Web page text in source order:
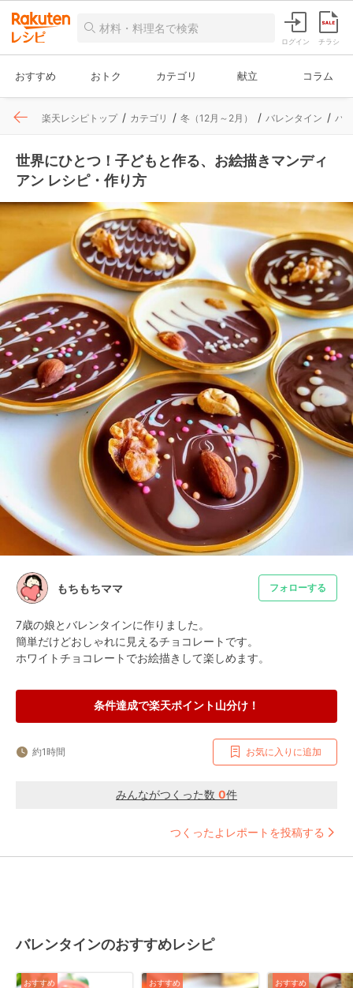
ログイン チラシ
おすすめ おトク カテゴリ 献立 コラム
楽天レシピトップ カテゴリ 冬（12月～2月） バレンタイン バ
世界にひとつ！子どもと作る、お絵描きマンディ
アン レシピ・作り方
もちもちママ フォローする
7歳の娘とバレンタインに作りました。
簡単だけどおしゃれに見えるチョコレートです。
ホワイトチョコレートでお絵描きして楽しめます。
条件達成で楽天ポイント山分け！
約1時間 お気に入りに追加
みんながつくった数 0件
つくったよレポートを投稿する
バレンタインのおすすめレシピ
おすすめ おすすめ おすすめ